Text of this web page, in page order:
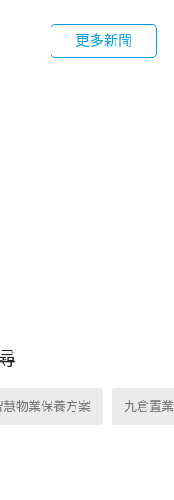
更多新聞
慧物業保養方案 九倉置業